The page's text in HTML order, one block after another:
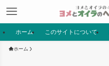
ホーム このサイトについて
ホーム